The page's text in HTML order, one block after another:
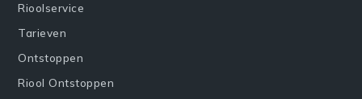
Rioolservice
Tarieven
Ontstoppen
Riool Ontstoppen